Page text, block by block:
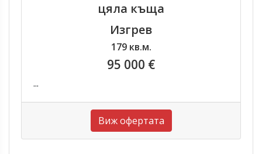
цяла къща
Изгрев
179 кв.м.
95 000 €
...
Виж офертата